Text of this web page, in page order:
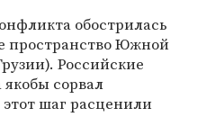
обострилась
пространство Южной
Российские
сорвал
шаг расценили